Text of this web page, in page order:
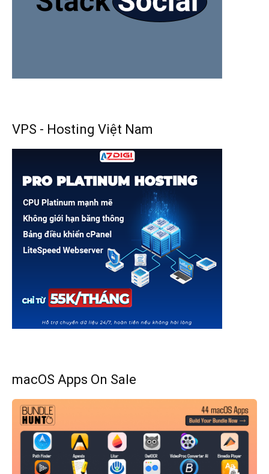
VPS - Hosting Việt Nam
macOS Apps On Sale